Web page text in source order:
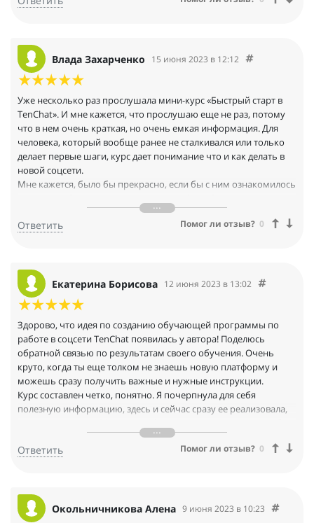
Влада Захарченко 15 июня 2023 в 12:12
Уже несколько раз прослушала мини-курс «Быстрый старт в
TenChat». И мне кажется, что прослушаю еще не раз, потому
что в нем очень краткая, но очень емкая информация. Для
человека, который вообще ранее не сталкивался или только
делает первые шаги, курс дает понимание что и как делать в
новой соцсети.
Мне кажется, было бы прекрасно, если бы с ним ознакомилось
кто еще ничего не знает о TenChat. Спасибо автору за этот
продукт! Желаю развития и благодарных учеников! Ведь вы
Ответить Помог ли отзыв? 0
Екатерина Борисова 12 июня 2023 в 13:02
Здорово, что идея по созданию обучающей программы по
работе в соцсети TenChat появилась у автора! Поделюсь
обратной связью по результатам своего обучения. Очень
круто, когда ты еще толком не знаешь новую платформу и
можешь сразу получить важные и нужные инструкции.
Курс составлен четко, понятно. Я почерпнула для себя
полезную информацию, здесь и сейчас сразу ее реализовала,
не обратила внимание. Но они помогают всерьез отнестись к
тому, как правильно себя продвигать. Это помогает быстрее
Ответить Помог ли отзыв? 0
Окольничникова Алена 9 июня 2023 в 10:23